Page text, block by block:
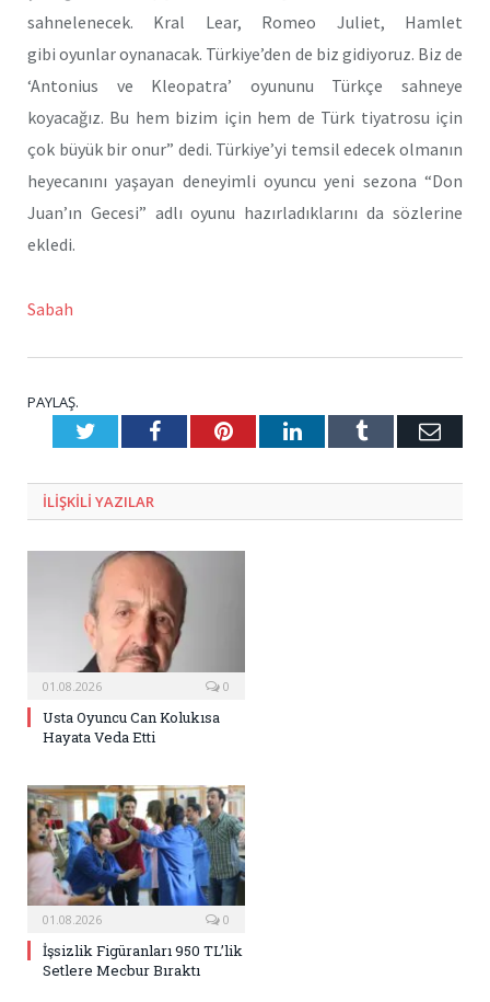
sahnelenecek. Kral Lear, Romeo Juliet, Hamlet
gibi oyunlar oynanacak. Türkiye’den de biz gidiyoruz. Biz de
‘Antonius ve Kleopatra’ oyununu Türkçe sahneye
koyacağız. Bu hem bizim için hem de Türk tiyatrosu için
çok büyük bir onur” dedi. Türkiye’yi temsil edecek olmanın
heyecanını yaşayan deneyimli oyuncu yeni sezona “Don
Juan’ın Gecesi” adlı oyunu hazırladıklarını da sözlerine
ekledi.
Sabah
PAYLAŞ.
TwitterFacebookPinterestLinkedInTumblr E-
ILIŞKILI YAZILAR
01.08.2026 0
Usta Oyuncu Can Kolukısa
Hayata Veda Etti
01.08.2026 0
İşsizlik Figüranları 950 TL’lik
Setlere Mecbur Bıraktı